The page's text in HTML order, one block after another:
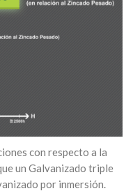
con respecto a la
un Galvanizado triple
por inmersión.